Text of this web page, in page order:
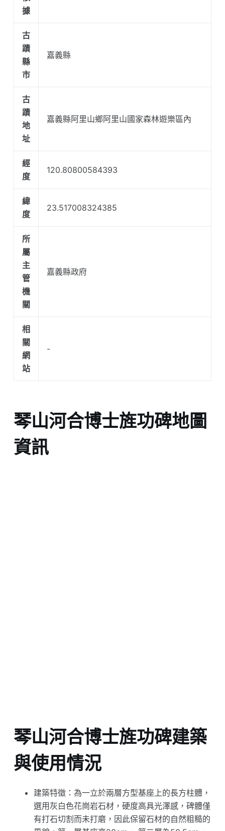
據
古
蹟
縣
市
嘉義縣
古
蹟
地
址
嘉義縣阿里山鄉阿里山國家森林遊樂區內
經
度
120.80800584393
緯
度
23.517008324385
所
屬
主
管
機
關
嘉義縣政府
相
關
網
站
-
琴山河合博士旌功碑地圖
資訊
琴山河合博士旌功碑建築
與使用情況
建築特徵：為一立於兩層方型基座上的長方柱體，
選用灰白色花崗岩石材，硬度高具光澤感，碑體僅
有打石切割而未打磨，因此保留石材的自然粗糙的